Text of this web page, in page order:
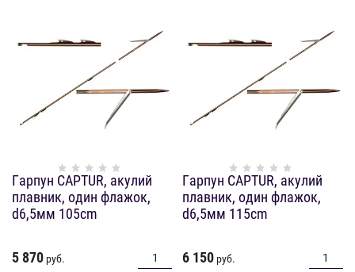
Гарпун CAPTUR, акулий
плавник, один флажок,
d6,5мм 105cm
5 870 руб.
Гарпун CAPTUR, акулий
плавник, один флажок,
d6,5мм 115cm
6 150 руб.